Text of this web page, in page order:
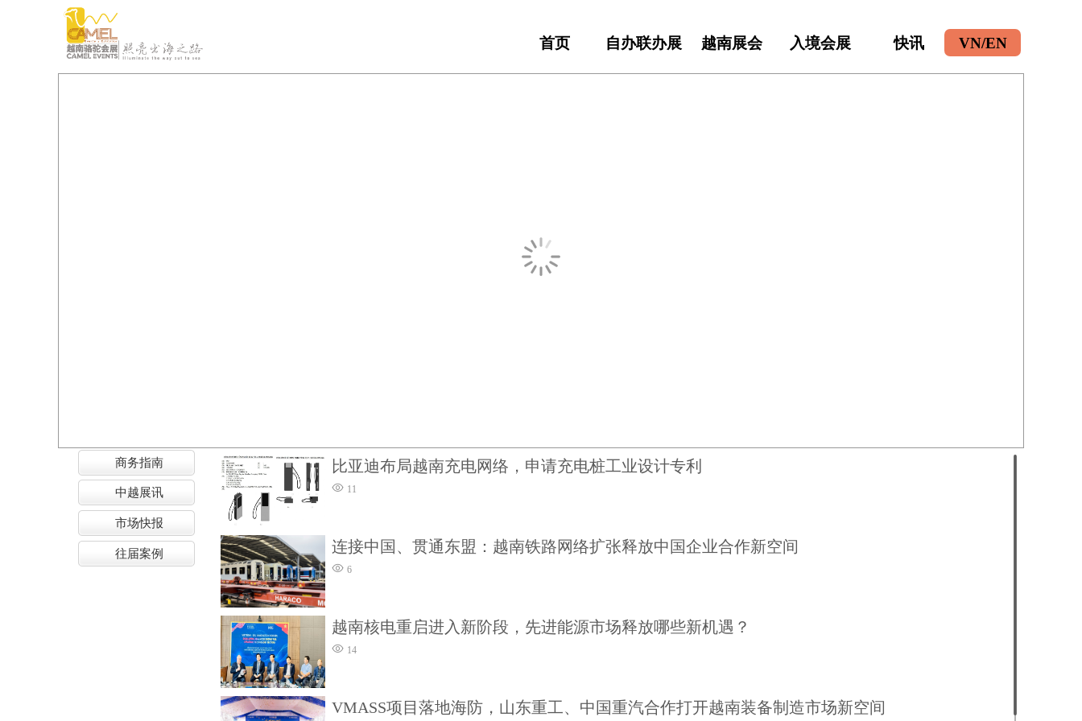
VN/EN
首页 自办联办展 越南展会 入境会展 快讯
商务指南 比亚迪布局越南充电网络，申请充电桩工业设计专利
11
连接中国、贯通东盟：越南铁路网络扩张释放中国企业合作新空间
6
越南核电重启进入新阶段，先进能源市场释放哪些新机遇？
14
VMASS项目落地海防，山东重工、中国重汽合作打开越南装备制造市场新空间
中越展讯
市场快报
往届案例